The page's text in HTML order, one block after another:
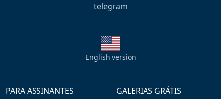
telegram
English version
PARA ASSINANTES
GALERIAS GRÁTIS